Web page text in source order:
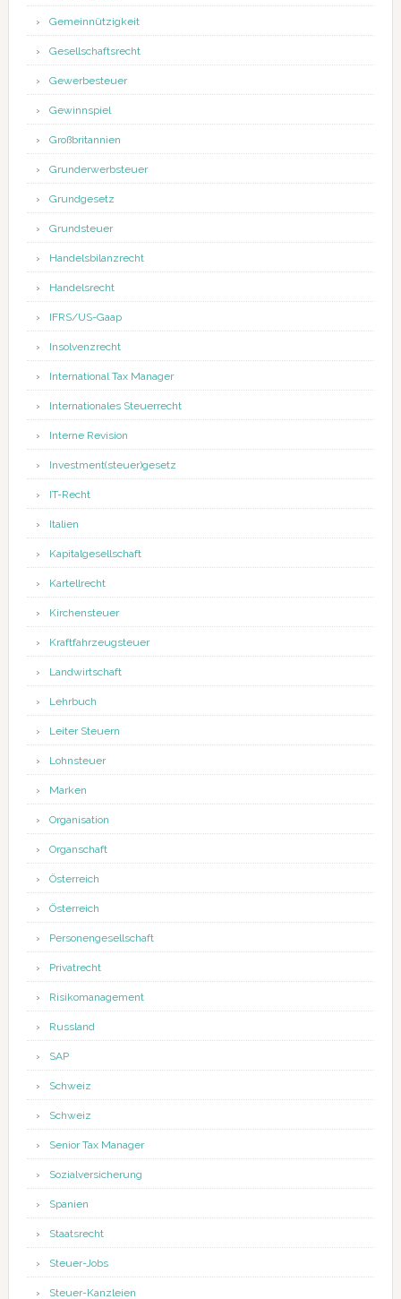
Gemeinnützigkeit
Gesellschaftsrecht
Gewerbesteuer
Gewinnspiel
Großbritannien
Grunderwerbsteuer
Grundgesetz
Grundsteuer
Handelsbilanzrecht
Handelsrecht
IFRS/US-Gaap
Insolvenzrecht
International Tax Manager
Internationales Steuerrecht
Interne Revision
Investment(steuer)gesetz
IT-Recht
Italien
Kapitalgesellschaft
Kartellrecht
Kirchensteuer
Kraftfahrzeugsteuer
Landwirtschaft
Lehrbuch
Leiter Steuern
Lohnsteuer
Marken
Organisation
Organschaft
Österreich
Österreich
Personengesellschaft
Privatrecht
Risikomanagement
Russland
SAP
Schweiz
Schweiz
Senior Tax Manager
Sozialversicherung
Spanien
Staatsrecht
Steuer-Jobs
Steuer-Kanzleien